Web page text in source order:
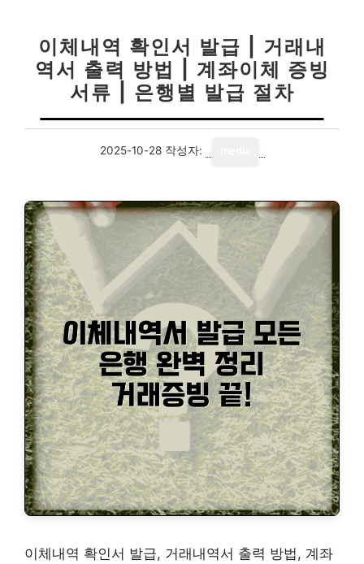
이체내역 확인서 발급 | 거래내
역서 출력 방법 | 계좌이체 증빙
서류 | 은행별 발급 절차
2025-10-28 작성자:
이체내역 확인서 발급, 거래내역서 출력 방법, 계좌